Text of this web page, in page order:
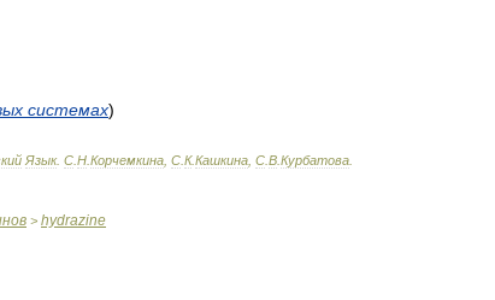
системах)
Язык. С Н Корчемкина С К.Кашкина С В Курбатова
> hydrazine